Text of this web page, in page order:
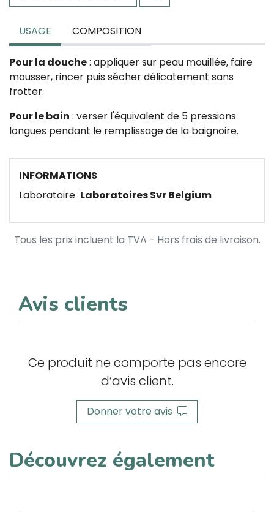
USAGE COMPOSITION
Pour la douche: appliquer sur peau mouillée, faire
mousser, rincer puis sécher délicatement sans
frotter.
Pour le bain : verser l'équivalent de 5 pressions
longues pendant le remplissage de la baignoire.
INFORMATIONS
Laboratoire Laboratoires Svr Belgium
Tous les prix incluent la TVA - Hors frais de livraison.
Avis clients
Ce produit ne comporte pas encore
d’avis client.
Donner votre avis
Découvrez également